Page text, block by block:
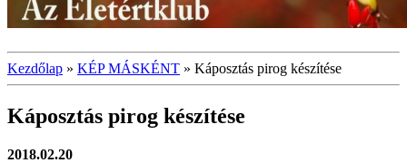
Kezdőlap » KÉP MÁSKÉNT » Káposztás pirog készítése
Káposztás pirog készítése
2018.02.20